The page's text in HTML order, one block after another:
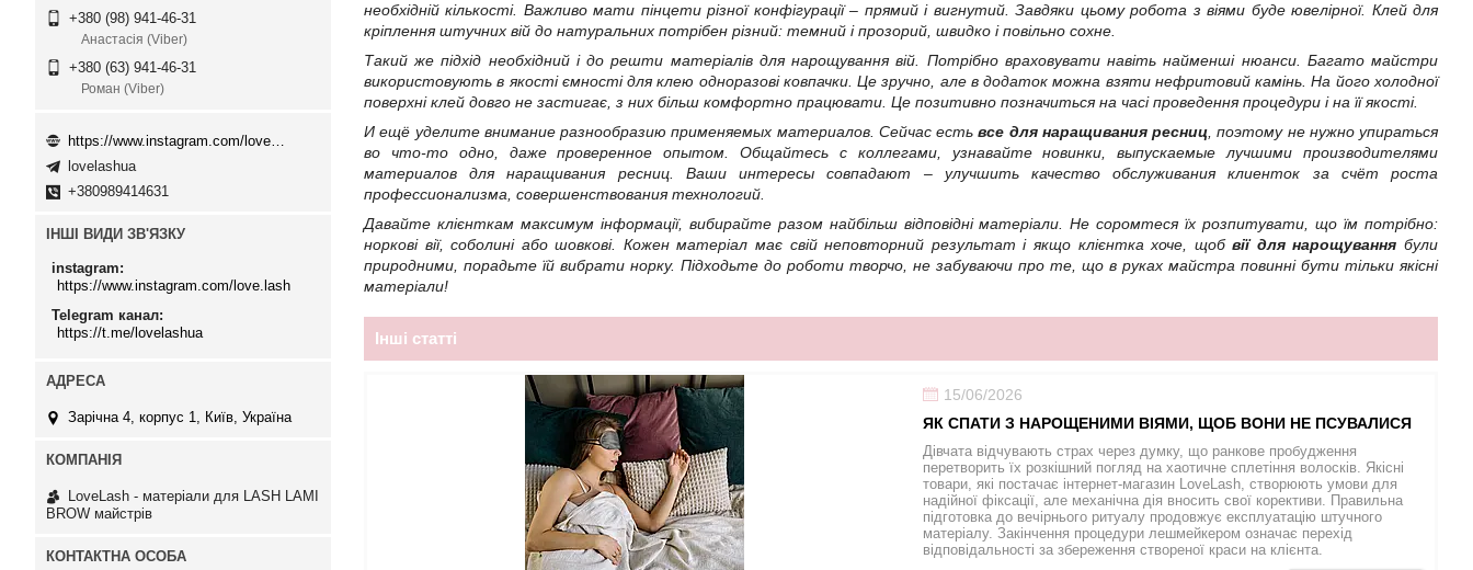
необхідній кількості. Важливо мати пінцети різної конфігурації – прямий і вигнутий. Завдяки цьому робота з віями буде ювелірної. Клей для
кріплення штучних вій до натуральних потрібен різний: темний і прозорий, швидко і повільно сохне.
Такий же підхід необхідний і до решти матеріалів для нарощування вій. Потрібно враховувати навіть найменші нюанси. Багато майстри
використовують в якості ємності для клею одноразові ковпачки. Це зручно, але в додаток можна взяти нефритовий камінь. На його холодної
поверхні клей довго не застигає, з них більш комфортно працювати. Це позитивно позначиться на часі проведення процедури і на її якості.
И ещё уделите внимание разнообразию применяемых материалов. Сейчас естьвсе для наращивания ресниц , поэтому не нужно упираться
во что-то одно, даже проверенное опытом. Общайтесь с коллегами, узнавайте новинки, выпускаемые лучшими производителями
материалов для наращивания ресниц. Ваши интересы совпадают – улучшить качество обслуживания клиенток за счёт роста
профессионализма, совершенствования технологий.
Давайте клієнткам максимум інформації, вибирайте разом найбільш відповідні матеріали. Не соромтеся їх розпитувати, що їм потрібно:
норкові вії, соболині або шовкові. Кожен матеріал має свій неповторний результат і якщо клієнтка хоче, щобвії для нарощування були
природними, порадьте їй вибрати норку. Підходьте до роботи творчо, не забуваючи про те, що в руках майстра повинні бути тільки якісні
матеріали!
Інші статті
15/06/2026
ЯК СПАТИ З НАРОЩЕНИМИ ВІЯМИ, ЩОБ ВОНИ НЕ ПСУВАЛИСЯ
Дівчата відчувають страх через думку, що ранкове пробудження
перетворить їх розкішний погляд на хаотичне сплетіння волосків. Якісні
товари, які постачає інтернет-магазин LoveLash, створюють умови для
надійної фіксації, але механічна дія вносить свої корективи. Правильна
підготовка до вечірнього ритуалу продовжує експлуатацію штучного
матеріалу. Закінчення процедури лешмейкером означає перехід
відповідальності за збереження створеної краси на клієнта.
+380 (98) 941-46-31
Анастасія (Viber)
+380 (63) 941-46-31
Роман (Viber)
lovelashua
+380989414631
ІНШІ ВИДИ ЗВ'ЯЗКУ
instagram
https://www.instagram.com/love.lash
Telegram канал
https://t.me/lovelashua
Зарічна 4, корпус 1, Київ, Україна
LoveLash - матеріали для LASH LAMI
BROW майстрів